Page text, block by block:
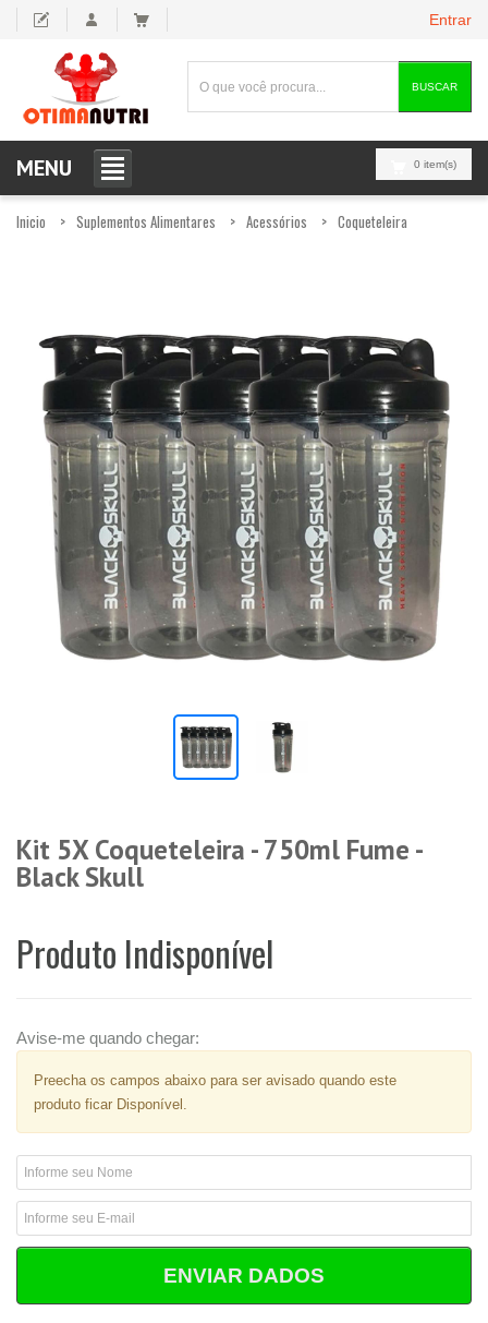
Entrar
BUSCAR
0 item(s)
MENU
Inicio Suplementos Alimentares Acessórios Coqueteleira
Kit 5X Coqueteleira - 750ml Fume -
Black Skull
Produto Indisponível
Avise-me quando chegar:
Preecha os campos abaixo para ser avisado quando este
produto ficar Disponível.
ENVIAR DADOS